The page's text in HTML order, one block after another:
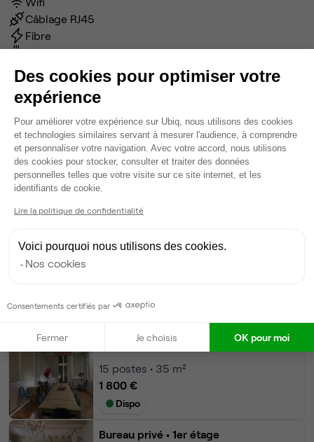
Câblage RJ45
Fibre
Coin cafet'
Climatisation
Espace d'attente
Espace détente
Voir plus
Ma sélection de bureau
Bureau privé
900 €
Autres bureaux de cet espace :
Bureau privé• 1er étage
15 postes • 35 m²
1 800 €
Dispo
Bureau privé • 1er étage
Des cookies pour optimiser votre
expérience
Plateforme de Gestion du
Pour améliorer votre expérience sur Ubiq, nous utilisons des cookies
et technologies similaires servant à mesurer l'audience, à comprendre
et personnaliser votre navigation. Avec votre accord, nous utilisons
des cookies pour stocker, consulter et traiter des données
personnelles telles que votre visite sur ce site internet, et les
identifiants de cookie.
Lire la politique de confidentialité
Voici pourquoi nous utilisons des cookies.
Nos cookies
Consentements certifiés par
Fermer Je choisis OK pour moi